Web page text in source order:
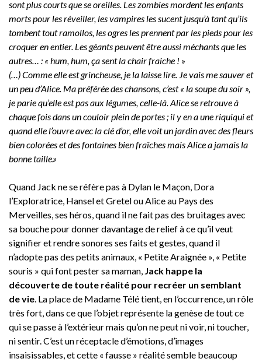
sont plus courts que se oreilles. Les zombies mordent les enfants
morts pour les réveiller, les vampires les sucent jusqu’à tant qu’ils
tombent tout ramollos, les ogres les prennent par les pieds pour les
croquer en entier. Les géants peuvent être aussi méchants que les
autres… : « hum, hum, ça sent la chair fraiche ! »
(…) Comme elle est grincheuse, je la laisse lire. Je vais me sauver et
un peu d’Alice. Ma préférée des chansons, c’est « la soupe du soir »,
je parie qu’elle est pas aux légumes, celle-là. Alice se retrouve à
chaque fois dans un couloir plein de portes ; il y en a une riquiqui et
quand elle l’ouvre avec la clé d’or, elle voit un jardin avec des fleurs
bien colorées et des fontaines bien fraîches mais Alice a jamais la
bonne taille.»
Quand Jack ne se réfère pas à Dylan le Maçon, Dora
l’Exploratrice, Hansel et Gretel ou Alice au Pays des
Merveilles, ses héros, quand il ne fait pas des bruitages avec
sa bouche pour donner davantage de relief à ce qu’il veut
signifier et rendre sonores ses faits et gestes, quand il
n’adopte pas des petits animaux, « Petite Araignée », « Petite
souris » qui font pester sa maman, Jack happe la
découverte de toute réalité pour recréer un semblant
de vie . La place de Madame Télé tient, en l’occurrence, un rôle
très fort, dans ce que l’objet représente la genèse de tout ce
qui se passe à l’extérieur mais qu’on ne peut ni voir, ni toucher,
ni sentir. C’est un réceptacle d’émotions, d’images
insaisissables, et cette « fausse » réalité semble beaucoup